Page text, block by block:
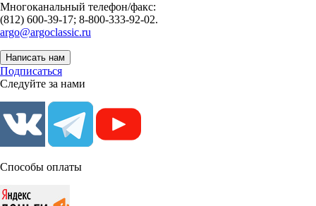
Многоканальный телефон/факс:
(812) 600-39-17; 8-800-333-92-02.
argo@argoclassic.ru
Написать нам
Подписаться
Следуйте за нами
Способы оплаты